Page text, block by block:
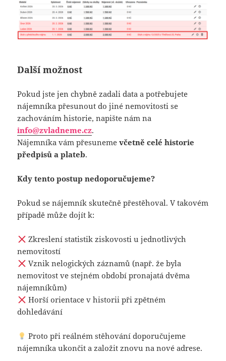
Další možnost
Pokud jste jen chybně zadali data a potřebujete
nájemníka přesunout do jiné nemovitosti se
zachováním historie, napište nám na
info@zvladneme.cz.
Nájemníka vám přesunemevčetně celé historie
předpisů a plateb.
Kdy tento postup nedoporučujeme?
Pokud se nájemník skutečně přestěhoval. V takovém
případě může dojít k:
Zkreslení statistik ziskovosti u jednotlivých
nemovitostí
Vznik nelogických záznamů (např. že byla
nemovitost ve stejném období pronajatá dvěma
nájemníkům)
Horší orientace v historii při zpětném
dohledávání
Proto při reálném stěhování doporučujeme
nájemníka ukončit a založit znovu na nové adrese.